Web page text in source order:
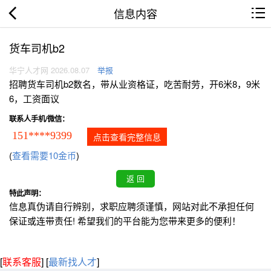
信息内容
货车司机b2
华宁人才网 2026.08.07 举报
招聘货车司机b2数名，带从业资格证，吃苦耐劳，开6米8，9米
6，工资面议
联系人手机/微信：
151****9399 点击查看完整信息
(查看需要10金币)
特此声明：
信息真伪请自行辨别，求职应聘须谨慎，网站对此不承担任何
保证或连带责任! 希望我们的平台能为您带来更多的便利！
[联系客服] [最新找人才]